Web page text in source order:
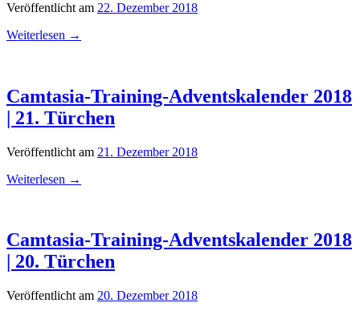
Veröffentlicht am 22. Dezember 2018
Weiterlesen →
Camtasia-Training-Adventskalender 2018
| 21. Türchen
Veröffentlicht am 21. Dezember 2018
Weiterlesen →
Camtasia-Training-Adventskalender 2018
| 20. Türchen
Veröffentlicht am 20. Dezember 2018